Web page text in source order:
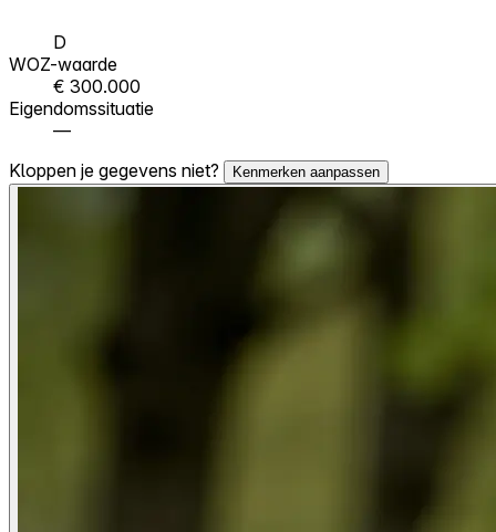
D
WOZ-waarde
€ 300.000
Eigendomssituatie
—
Kloppen je gegevens niet?
Kenmerken aanpassen